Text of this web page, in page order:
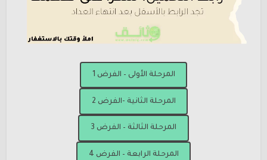
المرحلة الأولى – الفرض 1
المرحلة الثانية -الفرض 2
المرحلة الثالثة – الفرض 3
المرحلة الرابعة – الفرض 4